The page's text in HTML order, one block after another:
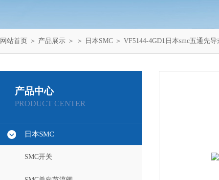
网站首页 ＞ 产品展示 ＞ ＞ 日本SMC ＞ VF5144-4GD1日本smc五通先
产品中心
PRODUCT CENTER
日本SMC
SMC开关